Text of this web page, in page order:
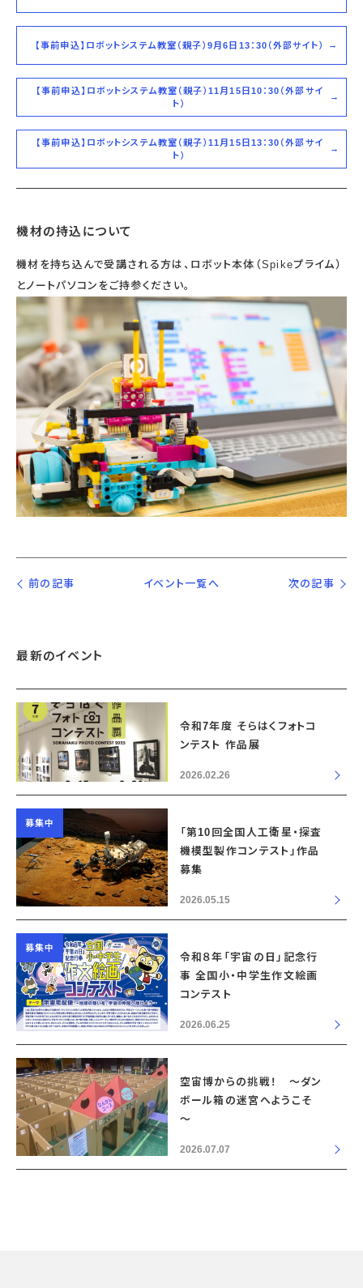
【事前申込】ロボットシステム教室（親子）9月6日13：30（外部サイト）
【事前申込】ロボットシステム教室（親子）11月15日10：30（外部サイ
ト）
【事前申込】ロボットシステム教室（親子）11月15日13：30（外部サイ
ト）
機材の持込について
機材を持ち込んで受講される方は、ロボット本体（Spikeプライム）
とノートパソコンをご持参ください。
前の記事 イベント一覧へ 次の記事
最新のイベント
令和7年度 そらはくフォトコ
ンテスト 作品展
2026.02.26
募集中
「第10回全国人工衛星・探査
機模型製作コンテスト」作品
募集
2026.05.15
募集中
令和８年「宇宙の日」記念行
事 全国小・中学生作文絵画
コンテスト
2026.06.25
空宙博からの挑戦！ ～ダン
ボール箱の迷宮へようこそ
～
2026.07.07